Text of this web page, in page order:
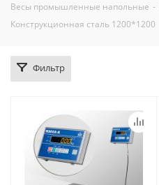
Весы промышленные напольные -
Конструкционная сталь 1200*1200
Фильтр